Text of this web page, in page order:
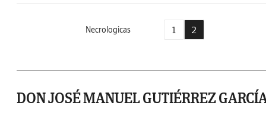
Necrologicas 1 2
DON JOSÉ MANUEL GUTIÉRREZ